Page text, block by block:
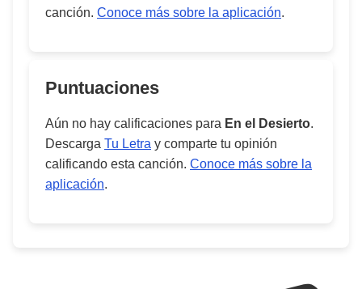
canción. Conoce más sobre la aplicación.
Puntuaciones
Aún no hay calificaciones para En el Desierto.
Descarga Tu Letra y comparte tu opinión
calificando esta canción. Conoce más sobre la
aplicación.